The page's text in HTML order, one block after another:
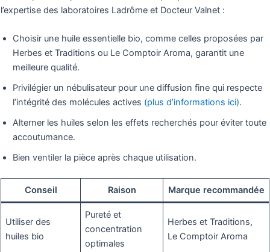
l’expertise des laboratoires Ladrôme et Docteur Valnet :
Choisir une huile essentielle bio, comme celles proposées par
Herbes et Traditions ou Le Comptoir Aroma, garantit une
meilleure qualité.
Privilégier un nébulisateur pour une diffusion fine qui respecte
l’intégrité des molécules actives (plus d’informations ici).
Alterner les huiles selon les effets recherchés pour éviter toute
accoutumance.
Bien ventiler la pièce après chaque utilisation.
Conseil Raison Marque recommandée
Utiliser des
huiles bio
Pureté et
concentration
optimales
Herbes et Traditions,
Le Comptoir Aroma